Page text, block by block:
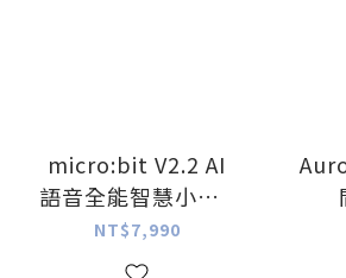
micro:bit V2.2 AI
語音全能智慧小車 (
2025全新第三代AI
功能 )
NT$7,990